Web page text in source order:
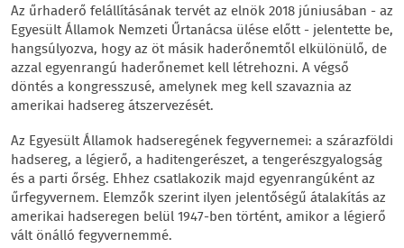
Az űrhaderő felállításának tervét az elnök 2018 júniusában - az
Egyesült Államok Nemzeti Űrtanácsa ülése előtt - jelentette be,
hangsúlyozva, hogy az öt másik haderőnemtől elkülönülő, de
azzal egyenrangú haderőnemet kell létrehozni. A végső
döntés a kongresszusé, amelynek meg kell szavaznia az
amerikai hadsereg átszervezését.
Az Egyesült Államok hadseregének fegyvernemei: a szárazföldi
hadsereg, a légierő, a haditengerészet, a tengerészgyalogság
és a parti őrség. Ehhez csatlakozik majd egyenrangúként az
űrfegyvernem. Elemzők szerint ilyen jelentőségű átalakítás az
amerikai hadseregen belül 1947-ben történt, amikor a légierő
vált önálló fegyvernemmé.